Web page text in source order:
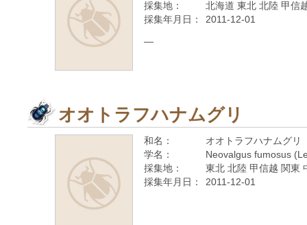
採集地：
北海道 東北 北陸 甲信
採集年月日：
2011-12-01
—
オオトラフハナムグリ
和名：
オオトラフハナムグリ
学名：
Neovalgus fumosus
採集地：
東北 北陸 甲信越 関東
採集年月日：
2011-12-01